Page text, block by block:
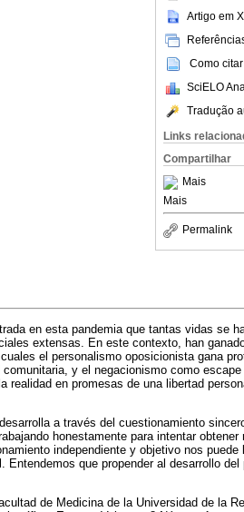
Artigo em
Como
SciELO
Tradução
Links
Compartilhar
Mais
Mais
Permalink
en esta pandemia que tantas vidas se
extensas. En este contexto, han
el personalismo oposicionista gana
y el negacionismo como
en promesas de una libertad
a través del cuestionamiento
honestamente para intentar obtener
independiente y objetivo nos puede
que propender al desarrollo
de Medicina de la Universidad de la